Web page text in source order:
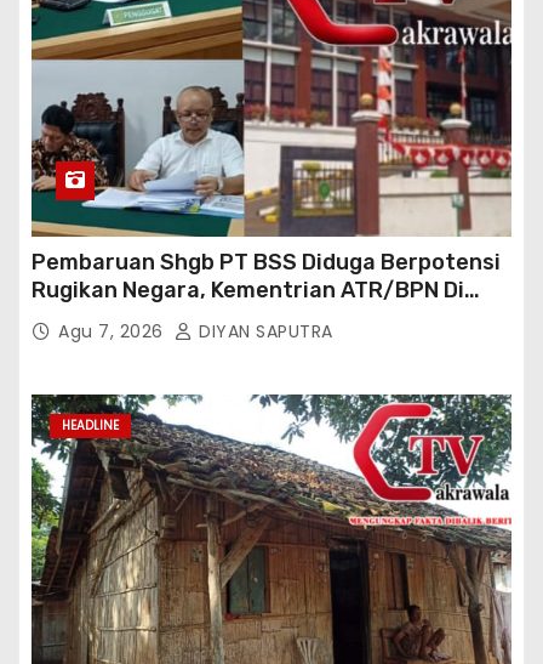
Pembaruan Shgb PT BSS Diduga Berpotensi
Rugikan Negara, Kementrian ATR/BPN Di
Gugat Di PTUN Jakarta
Agu 7, 2026 DIYAN SAPUTRA
HEADLINE